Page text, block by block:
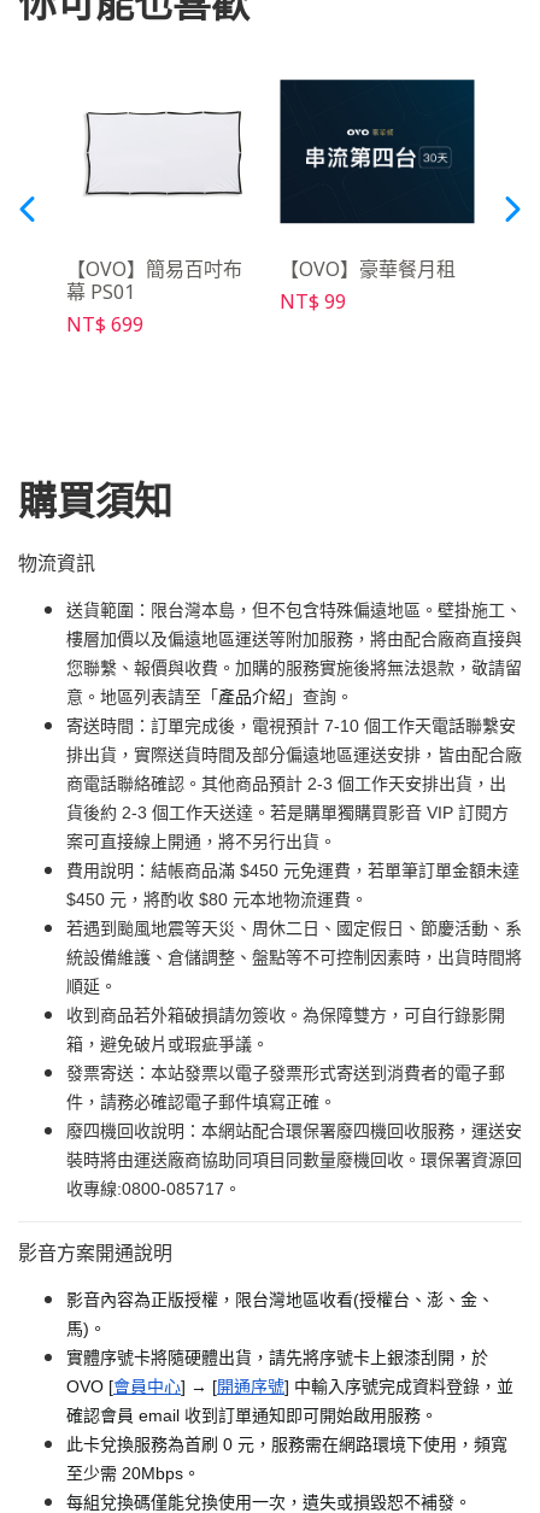
【OVO】簡易百吋布
幕 PS01
NT$ 699
【OVO】豪華餐月租
NT$ 99
購買須知
物流資訊
送貨範圍：限台灣本島，但不包含特殊偏遠地區。壁掛施工、
樓層加價以及偏遠地區運送等附加服務，將由配合廠商直接與
您聯繫、報價與收費。加購的服務實施後將無法退款，敬請留
意。地區列表請至「 產品介紹 」查詢。
寄送時間：訂單完成後，電視預計 7-10 個工作天電話聯繫安
排出貨，實際送貨時間及部分偏遠地區運送安排，皆由配合廠
商電話聯絡確認。其他商品預計 2-3 個工作天安排出貨，出
貨後約 2-3 個工作天送達。若是購單獨購買影音 VIP 訂閱方
案可直接線上開通，將不另行出貨。
費用說明：結帳商品滿 $450 元免運費，若單筆訂單金額未達
$450 元，將酌收 $80 元本地物流運費。
若遇到颱風地震等天災、周休二日、國定假日、節慶活動、系
統設備維護、倉儲調整、盤點等不可控制因素時，出貨時間將
順延。
收到商品若外箱破損請勿簽收。為保障雙方，可自行錄影開
箱，避免破片或瑕疵爭議。
發票寄送：本站發票以電子發票形式寄送到消費者的電子郵
件，請務必確認電子郵件填寫正確。
廢四機回收說明：本網站配合環保署廢四機回收服務，運送安
裝時將由運送廠商協助同項目同數量廢機回收。環保署資源回
收專線:0800-085717。
影音方案開通說明
影音內容為正版授權，限台灣地區收看(授權台、澎、金、
馬)。
實體序號卡將隨硬體出貨，請先將序號卡上銀漆刮開，於
OVO [會員中心] → [開通序號] 中輸入序號完成資料登錄，並
確認會員 email 收到訂單通知即可開始啟用服務。
此卡兌換服務為首刷 0 元，服務需在網路環境下使用，頻寬
至少需 20Mbps。
每組兌換碼僅能兌換使用一次，遺失或損毀恕不補發。